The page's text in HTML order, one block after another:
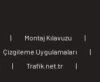
| Montaj Kılavuzu
|
Çizgileme Uygulamaları
|
| Trafik.net.tr
|